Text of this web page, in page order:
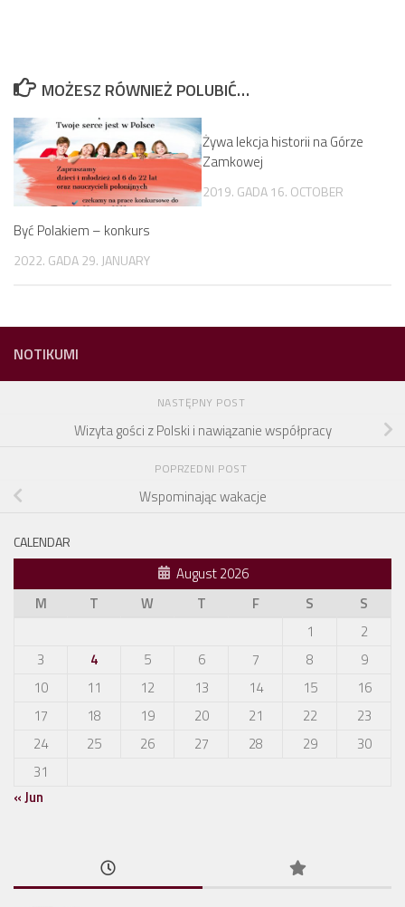
MOŻESZ RÓWNIEŻ POLUBIĆ…
Być Polakiem – konkurs
2022. GADA 29. JANUARY
Żywa lekcja historii na Górze
Zamkowej
2019. GADA 16. OCTOBER
NOTIKUMI
NASTĘPNY POST
Wizyta gości z Polski i nawiązanie współpracy
POPRZEDNI POST
Wspominając wakacje
CALENDAR
August 2026
M
T W T F S
S
1
2
3
4 5 6 7 8
9
10
11 12 13 14 15
16
17
18 19 20 21 22
23
24
25 26 27 28 29
30
31
« Jun